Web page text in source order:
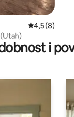
Prosječna
4,5 (8)
i